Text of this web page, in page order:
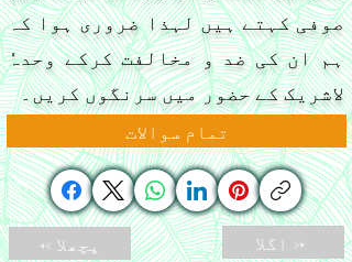
صوفی کہتے ہیں لہذا ضروری ہوا کہ
ہم ان کی ضد و مخالفت کرکے وحدہٗ
لاشریک کے حضور میں سرنگوں کریں۔
تمام سوالات
<- پچھلا اگلا ->